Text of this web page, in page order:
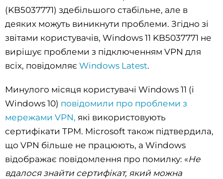
(KB5037771) здебільшого стабільне, але в
деяких можуть виникнути проблеми. Згідно зі
звітами користувачів, Windows 11 KB5037771 не
вирішує проблеми з підключенням VPN для
всіх, повідомляє Windows Latest.
Минулого місяця користувачі Windows 11 (і
Windows 10) повідомили про проблеми з
мережами VPN, які використовують
сертифікати TPM. Microsoft також підтвердила,
що VPN більше не працюють, а Windows
відображає повідомлення про помилку: «Не
вдалося знайти сертифікат, який можна